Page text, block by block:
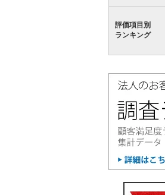
評価項目別
ランキング